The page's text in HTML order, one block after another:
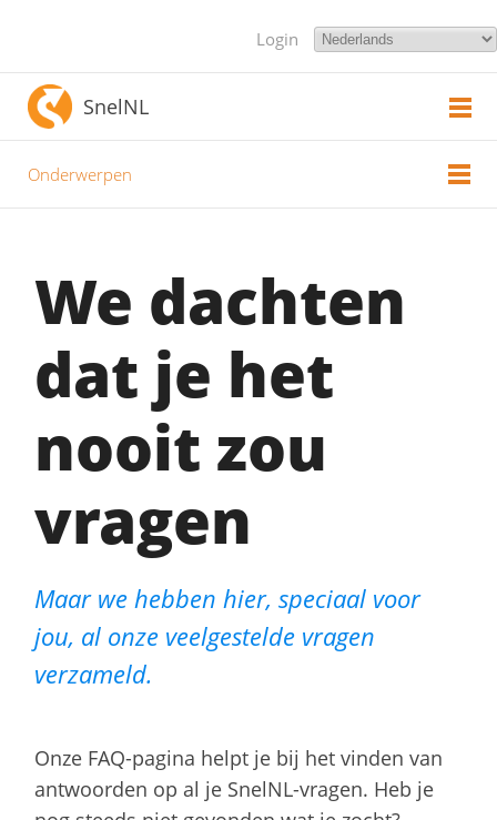
Login
SnelNL
Onderwerpen
We dachten
dat je het
nooit zou
vragen
Maar we hebben hier, speciaal voor
jou, al onze veelgestelde vragen
verzameld.
Onze FAQ-pagina helpt je bij het vinden van
antwoorden op al je SnelNL-vragen. Heb je